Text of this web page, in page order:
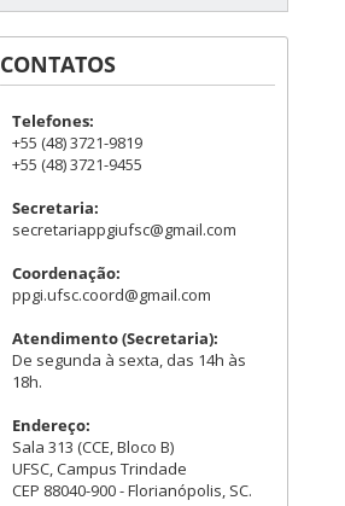
CONTATOS
Telefones:
+55 (48) 3721-9819
+55 (48) 3721-9455
Secretaria:
secretariappgiufsc@gmail.com
Coordenação:
ppgi.ufsc.coord@gmail.com
Atendimento (Secretaria):
De segunda à sexta, das 14h às
18h.
Endereço:
Sala 313 (CCE, Bloco B)
UFSC, Campus Trindade
CEP 88040-900 - Florianópolis, SC.